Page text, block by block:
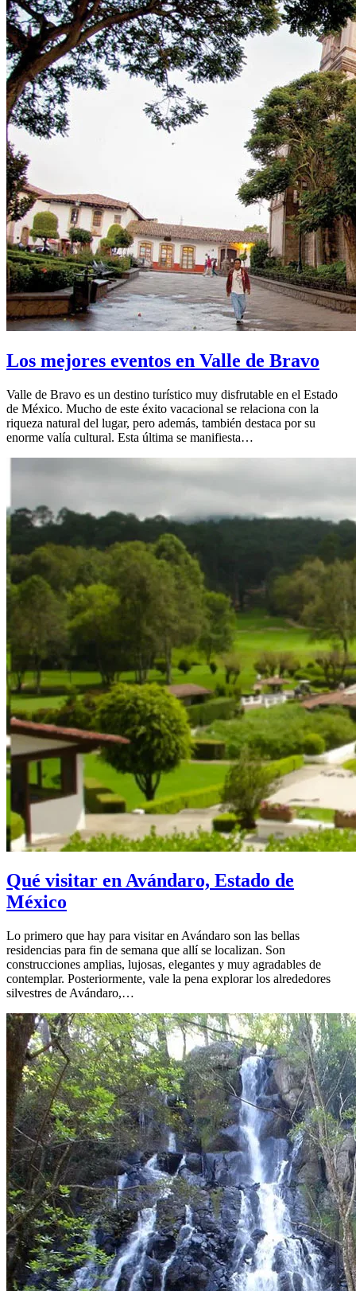
Los mejores eventos en Valle de Bravo
Valle de Bravo es un destino turístico muy disfrutable en el Estado
de México. Mucho de este éxito vacacional se relaciona con la
riqueza natural del lugar, pero además, también destaca por su
enorme valía cultural. Esta última se manifiesta…
Qué visitar en Avándaro, Estado de
México
Lo primero que hay para visitar en Avándaro son las bellas
residencias para fin de semana que allí se localizan. Son
construcciones amplias, lujosas, elegantes y muy agradables de
contemplar. Posteriormente, vale la pena explorar los alrededores
silvestres de Avándaro,…